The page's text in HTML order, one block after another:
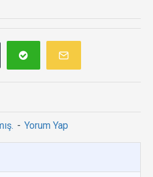
- Yorum Yap